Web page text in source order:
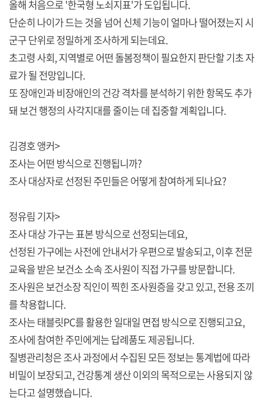
올해 처음으로 '한국형 노쇠지표'가 도입됩니다.
단순히 나이가 드는 것을 넘어 신체 기능이 얼마나 떨어졌는지 시
군구 단위로 정밀하게 조사하게 되는데요.
초고령 사회, 지역별로 어떤 돌봄정책이 필요한지 판단할 기초 자
료가 될 전망입니다.
또 장애인과 비장애인의 건강 격차를 분석하기 위한 항목도 추가
돼 보건 행정의 사각지대를 줄이는 데 집중할 계획입니다.
김경호 앵커>
조사는 어떤 방식으로 진행됩니까?
조사 대상자로 선정된 주민들은 어떻게 참여하게 되나요?
정유림 기자>
조사 대상 가구는 표본 방식으로 선정되는데요,
선정된 가구에는 사전에 안내서가 우편으로 발송되고, 이후 전문
교육을 받은 보건소 소속 조사원이 직접 가구를 방문합니다.
조사원은 보건소장 직인이 찍힌 조사원증을 갖고 있고, 전용 조끼
를 착용합니다.
조사는 태블릿PC를 활용한 일대일 면접 방식으로 진행되고요,
조사에 참여한 주민에게는 답례품도 제공됩니다.
질병관리청은 조사 과정에서 수집된 모든 정보는 통계법에 따라
비밀이 보장되고, 건강통계 생산 이외의 목적으로는 사용되지 않
는다고 설명했습니다.